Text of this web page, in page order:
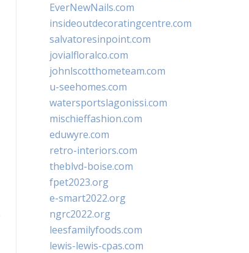
EverNewNails.com
insideoutdecoratingcentre.com
salvatoresinpoint.com
jovialfloralco.com
johnlscotthometeam.com
u-seehomes.com
watersportslagonissi.com
mischieffashion.com
eduwyre.com
retro-interiors.com
theblvd-boise.com
fpet2023.org
e-smart2022.org
ngrc2022.org
leesfamilyfoods.com
lewis-lewis-cpas.com